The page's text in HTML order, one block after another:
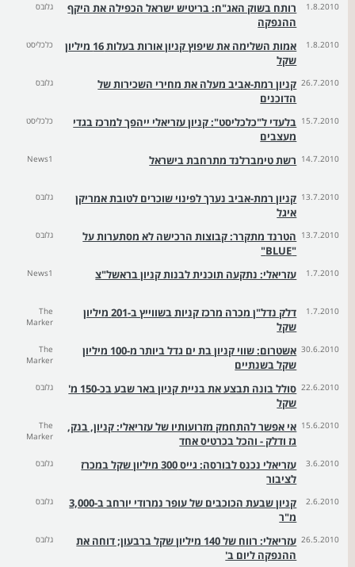
1.8.2010
רותח בשוק האג"ח: בריטיש ישראל הכפילה את היקף
ההנפקה
גלובס
1.8.2010
אמות השלימה את שיפוץ קניון אורות בעלות 16 מיליון
שקל
כלכליסט
26.7.2010 קניון רמת-אביב מעלה את מחירי השכירות של
הדוכנים
גלובס
15.7.2010 בלעדי ל"כלכליסט": קניון עזריאלי ייהפך למרכז בגדי
מעצבים
כלכליסט
14.7.2010 רשת טימברלנד מתרחבת בישראל News1
13.7.2010 קניון רמת-אביב נערך לפינוי שוכרים לטובת אמריקן
איגל
גלובס
13.7.2010 הטרנד מתקרר: קבוצות הרכישה לא מסתערות על
"BLUE"
גלובס
1.7.2010 עזריאלי: נתקעה תוכנית לבנות קניון בראשל"צ News1
1.7.2010
דלק נדל"ן מכרה מרכז קניות בשווייץ ב-201 מיליון
שקל
The
Marker
30.6.2010
אשטרום: שווי קניון בת ים גדל ביותר מ-100 מיליון
שקל בשנתיים
The
Marker
22.6.2010
סולל בונה תבצע את בניית קניון באר שבע בכ-150 מ'
שקל
גלובס
15.6.2010 אי אפשר להתחמק מזרועותיו של עזריאלי: קניון, בנק,
גז ודלק - והכל בכרטיס אחד
The
Marker
3.6.2010
עזריאלי נכנס לבורסה: גייס 300 מיליון שקל במכרז
לציבור
גלובס
2.6.2010
קניון שבעת הכוכבים של עופר נמרודי יורחב ב-3,000
מ"ר
גלובס
26.5.2010
עזריאלי: רווח של 140 מיליון שקל ברבעון; דוחה את
ההנפקה ליום ב'
גלובס